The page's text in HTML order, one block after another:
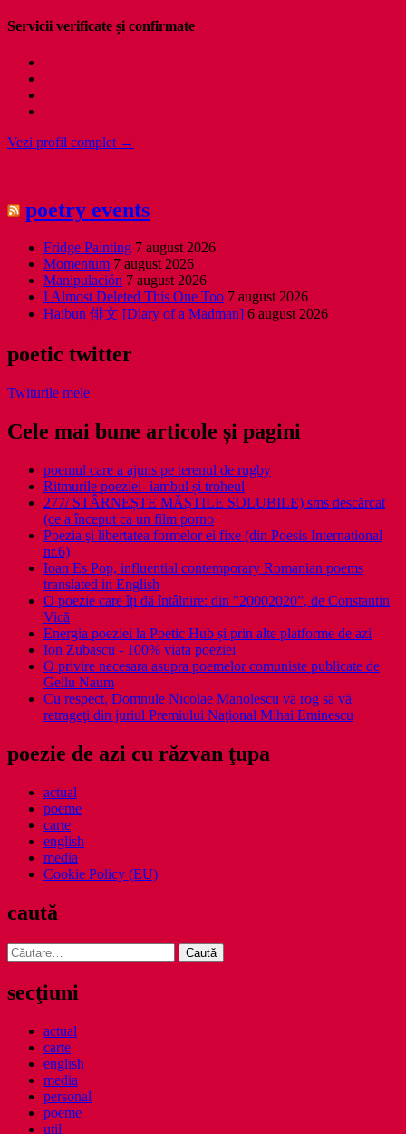
Servicii verificate și confirmate
Vezi profil complet →
poetry events
Fridge Painting 7 august 2026
Momentum 7 august 2026
Manipulación 7 august 2026
I Almost Deleted This One Too 7 august 2026
Haibun 俳文 [Diary of a Madman] 6 august 2026
poetic twitter
Twiturile mele
Cele mai bune articole și pagini
poemul care a ajuns pe terenul de rugby
Ritmurile poeziei- iambul și troheul
277/ STÂRNEȘTE MĂȘTILE SOLUBILE) sms descărcat
(ce a început ca un film porno
Poezia şi libertatea formelor ei fixe (din Poesis International
nr.6)
Ioan Es Pop, influential contemporary Romanian poems
translated in English
O poezie care îți dă întâlnire: din ”20002020”, de Constantin
Vică
Energia poeziei la Poetic Hub și prin alte platforme de azi
Ion Zubascu - 100% viata poeziei
O privire necesara asupra poemelor comuniste publicate de
Gellu Naum
Cu respect, Domnule Nicolae Manolescu vă rog să vă
retrageţi din juriul Premiului Naţional Mihai Eminescu
poezie de azi cu răzvan ţupa
actual
poeme
carte
english
media
Cookie Policy (EU)
caută
Caută
după:
secţiuni
actual
carte
english
media
personal
poeme
util